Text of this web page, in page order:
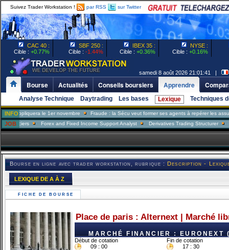
Suivez Trader Workstation ! par RSS sur Twitter
CAC 40 :
Cible : +0.77%
SBF 250 :
Cible : -1.44%
IBEX 35 :
Cible : +0.36%
NYSE :
Cible : +0.16%
samedi 8 août 2026 21:01:41 |
Bourse Actualités Conseils boursiers Apprendre
Analyse Technique Daytrading Les bases Lexique Techniques
INFO le 1er novembre Fraude : la Sécu veut former ses agents à repérer les assurés
JOB Forex and Fixed Income Support Analyst Derivatives Trading Structurer FX
Bourse en ligne avec trader workstation, rubrique :Description -
LEXIQUE DE A À Z
FICHE DE BOURSE
Place de paris : Alternext | Marché
MARCHÉ FINANCIER : EURONEXT
Début de cotation
Fin de cotation
09 : 00
17 : 30